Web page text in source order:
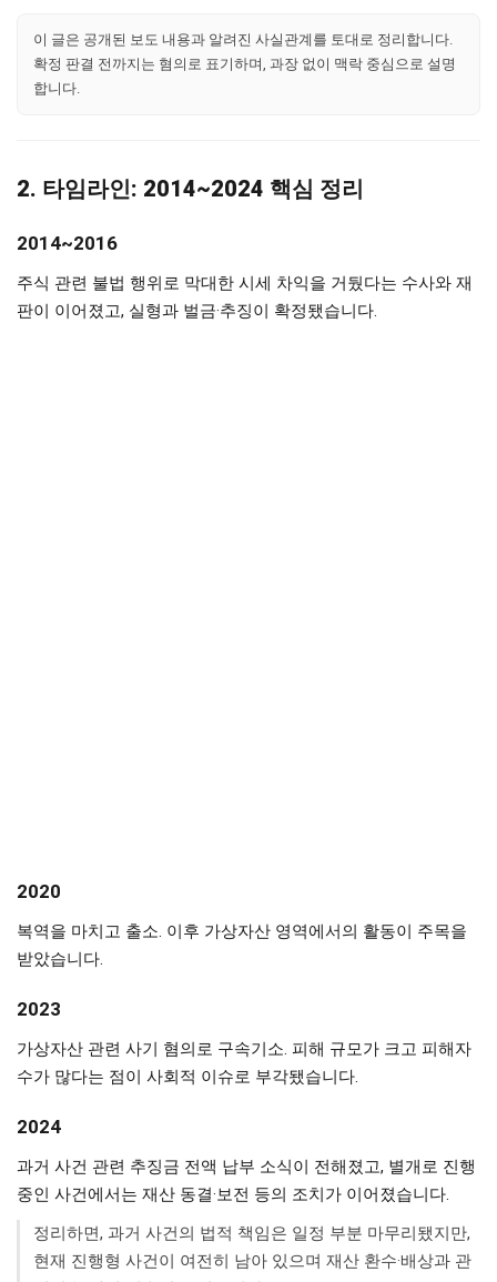
이 글은 공개된 보도 내용과 알려진 사실관계를 토대로 정리합니다.
확정 판결 전까지는 혐의로 표기하며, 과장 없이 맥락 중심으로 설명
합니다.
2. 타임라인: 2014~2024 핵심 정리
2014~2016
주식 관련 불법 행위로 막대한 시세 차익을 거뒀다는 수사와 재
판이 이어졌고, 실형과 벌금·추징이 확정됐습니다.
2020
복역을 마치고 출소. 이후 가상자산 영역에서의 활동이 주목을
받았습니다.
2023
가상자산 관련 사기 혐의로 구속기소. 피해 규모가 크고 피해자
수가 많다는 점이 사회적 이슈로 부각됐습니다.
2024
과거 사건 관련 추징금 전액 납부 소식이 전해졌고, 별개로 진행
중인 사건에서는 재산 동결·보전 등의 조치가 이어졌습니다.
정리하면, 과거 사건의 법적 책임은 일정 부분 마무리됐지만,
현재 진행형 사건이 여전히 남아 있으며 재산 환수·배상과 관